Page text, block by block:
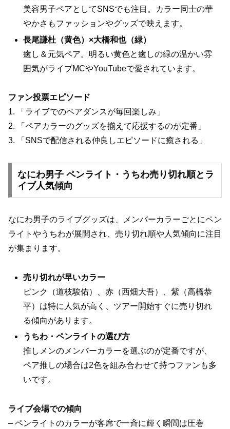
美容男子ペアとしてSNSでも注目。カラー同士の華
やかさもファッションやグッズで映えます。
長尾謙杜（黄色）×大橋和也（緑）
癒し＆元気ペア。明るい黄色と癒しの緑の温かい雰
囲気がライブMCやYouTubeで愛されています。
ファン投票エピソード
1. 「ライブでのペアダンスが毎回楽しみ」
2. 「ペアカラーのグッズを揃えて応援するのが定番」
3. 「SNSで配信される仲良しエピソードに癒される」
なにわ男子 ペンライト・うちわ売り切れ順とラ
イブ人気傾向
なにわ男子のライブグッズは、メンバーカラーごとにペン
ライトやうちわが展開され、売り切れ順や人気傾向に注目
が集まります。
売り切れが早いカラー
ピンク（道枝駿佑）、赤（西畑大吾）、紫（高橋恭
平）は特に人気が高く、ツアー開始すぐに売り切れ
る傾向があります。
うちわ・ペンライトの選び方
推しメンのメンバーカラーを選ぶのが定番ですが、
ペア推しの場合は2色を組み合わせて持つファンも多
いです。
ライブ会場での傾向
– ペンライトのカラーが客席で一斉に輝く瞬間は圧巻